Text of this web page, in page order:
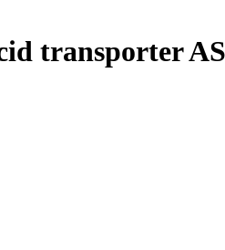
transporter